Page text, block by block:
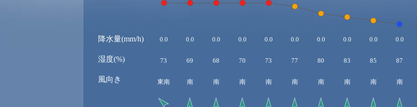
降水量(mm/h)
湿度(%)
風向き
0.0 0.0 0.0 0.0 0.0 0.0 0.0 0.0 0.0 0.0
73 69 68 70 73 77 80 83 85 87
東南 南 南 南 南 南 南 南 南 南